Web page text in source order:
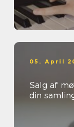
05. April
Salg af
din